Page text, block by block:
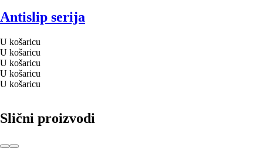
Antislip serija
U košaricu
U košaricu
U košaricu
U košaricu
U košaricu
Slični proizvodi